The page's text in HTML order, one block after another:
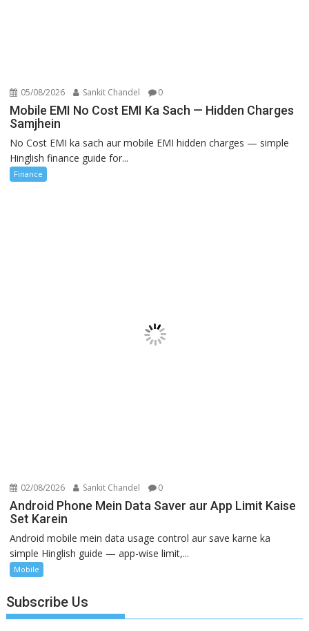
05/08/2026 Sankit Chandel 0
Mobile EMI No Cost EMI Ka Sach — Hidden Charges
Samjhein
No Cost EMI ka sach aur mobile EMI hidden charges — simple
Hinglish finance guide for...
Finance
02/08/2026 Sankit Chandel 0
Android Phone Mein Data Saver aur App Limit Kaise
Set Karein
Android mobile mein data usage control aur save karne ka
simple Hinglish guide — app-wise limit,...
Mobile
Subscribe Us